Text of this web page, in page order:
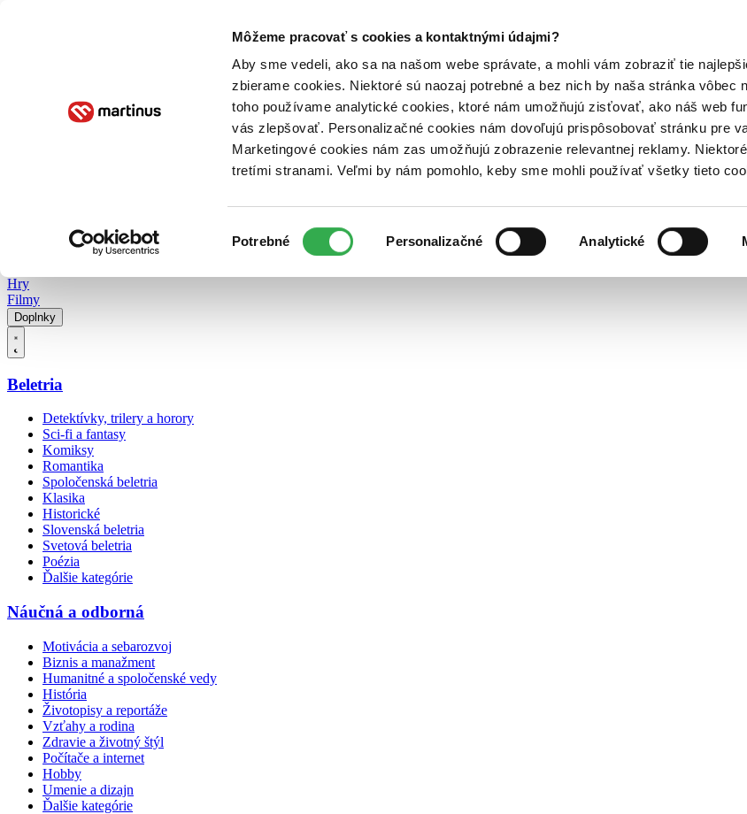
Môžeme pracovať s cookies a kontaktnými údajmi?
Aby sme vedeli, ako sa na našom webe správate, a mohli vám zobraziť tie
zbierame cookies. Niektoré sú naozaj potrebné a bez nich by naša stránka vôbec
toho používame analytické cookies, ktoré nám umožňujú zisťovať, ako náš web
vás zlepšovať. Personalizačné cookies nám dovoľujú prispôsobovať stránku pre
Marketingové cookies nám zas umožňujú zobrazenie relevantnej reklamy.
tretími stranami. Veľmi by nám pomohlo, keby sme mohli používať všetky tieto
súhlasu
Potrebné Personalizačné Analytické
Poukážky Kontakt
Hry
Filmy
Doplnky
Beletria
Detektívky, trilery a horory
Sci-fi a fantasy
Komiksy
Romantika
Spoločenská beletria
Klasika
Historické
Slovenská beletria
Svetová beletria
Poézia
Ďalšie kategórie
Náučná a odborná
Motivácia a sebarozvoj
Biznis a manažment
Humanitné a spoločenské vedy
História
Životopisy a reportáže
Vzťahy a rodina
Zdravie a životný štýl
Počítače a internet
Hobby
Umenie a dizajn
Ďalšie kategórie